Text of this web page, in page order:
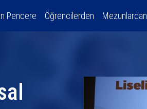
Pencere Öğrencilerden Mezunlardan